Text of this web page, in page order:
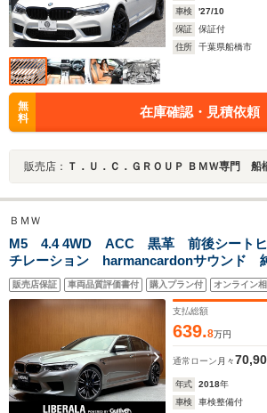
車検
'27/10
保証
保証付
住所
千葉県船橋市
無
料
在庫確認・見積依頼
販売店： Ｔ．Ｕ．Ｃ．ＧＲＯＵＰ ＢＭＷ専門 船橋店／
ＢＭＷ
M5 4.4 4WD ACC 黒革 前後シート
チレーション harmancardonサウンド
TV 360° HUD ジェスチャーコントロ
ンチAW コンフォートアクセス ドライビ
プラス ドラレコ
販売店保証 車両品質評価書付 購入プラン付 オンライン
支払総額
639.8万円
通常ローン 月々
年式 2018年
車検
車検整備付